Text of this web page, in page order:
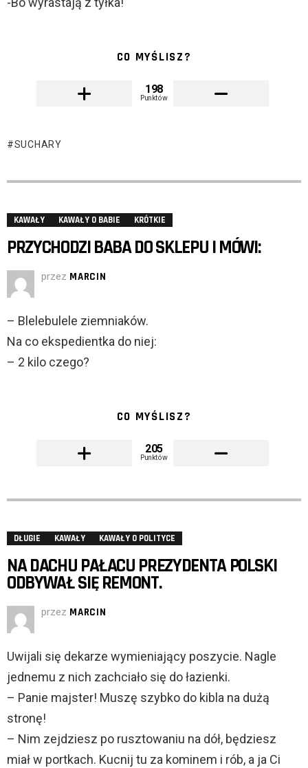
CO MYŚLISZ?
198
Punktów
SUCHARY
KAWAŁY KAWAŁY O BABIE KRÓTKIE
PRZYCHODZI BABA DO SKLEPU I MÓWI:
przez MARCIN
– Blelebulele ziemniaków.
Na co ekspedientka do niej:
– 2 kilo czego?
CO MYŚLISZ?
205
Punktów
DŁUGIE KAWAŁY KAWAŁY O POLITYCE
NA DACHU PAŁACU PREZYDENTA POLSKI
ODBYWAŁ SIĘ REMONT.
przez MARCIN
Uwijali się dekarze wymieniający poszycie. Nagle
jednemu z nich zachciało się do łazienki.
– Panie majster! Muszę szybko do kibla na dużą
stronę!
– Nim zejdziesz po rusztowaniu na dół, będziesz
miał w portkach. Kucnij tu za kominem i rób, a ja Ci